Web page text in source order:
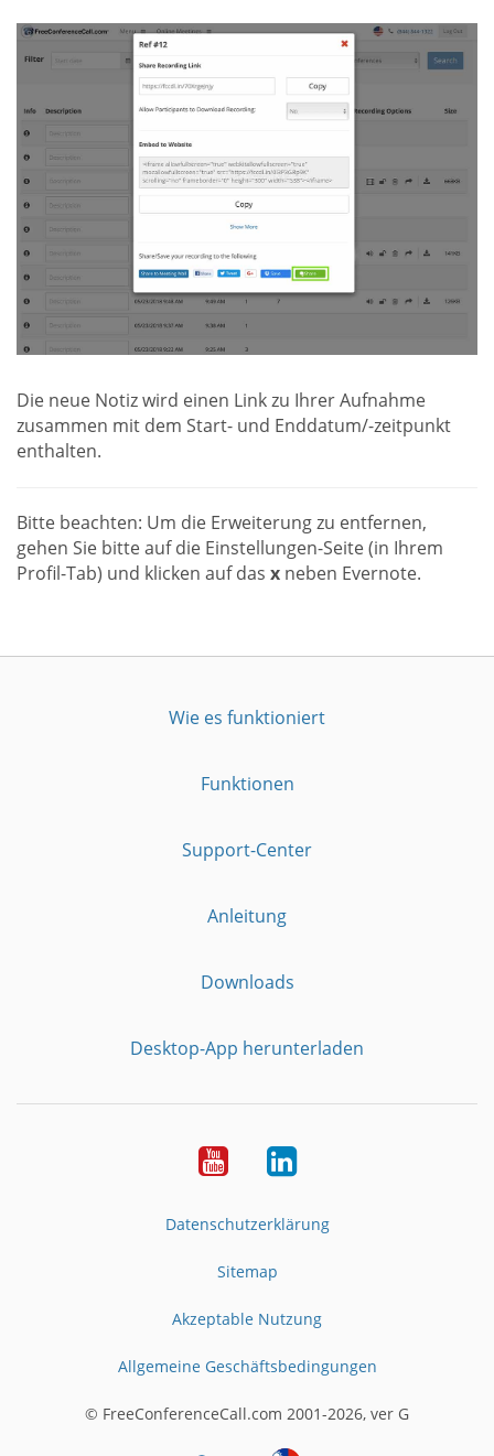
Die neue Notiz wird einen Link zu Ihrer Aufnahme
zusammen mit dem Start- und Enddatum/-zeitpunkt
enthalten.
Bitte beachten: Um die Erweiterung zu entfernen,
gehen Sie bitte auf die Einstellungen-Seite (in Ihrem
Profil-Tab) und klicken auf das x neben Evernote.
Wie es funktioniert
Funktionen
Support-Center
Anleitung
Downloads
Desktop-App herunterladen
YouTubeLinkedIn
Datenschutzerklärung
Sitemap
Akzeptable Nutzung
Allgemeine Geschäftsbedingungen
© FreeConferenceCall.com 2001-2026, ver G